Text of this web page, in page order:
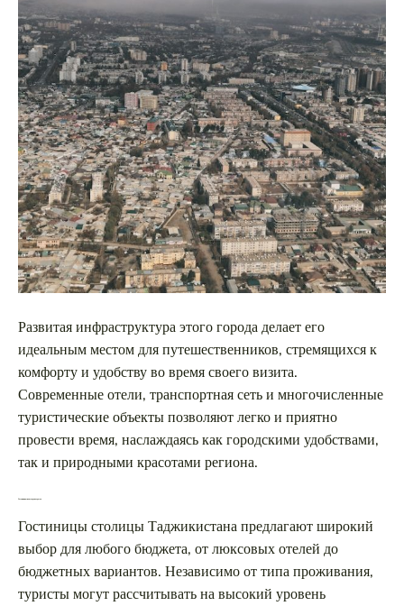
Развитая инфраструктура этого города делает его
идеальным местом для путешественников, стремящихся к
комфорту и удобству во время своего визита.
Современные отели, транспортная сеть и многочисленные
туристические объекты позволяют легко и приятно
провести время, наслаждаясь как городскими удобствами,
так и природными красотами региона.
Гостиницы и места для отдыха
Гостиницы столицы Таджикистана предлагают широкий
выбор для любого бюджета, от люксовых отелей до
бюджетных вариантов. Независимо от типа проживания,
туристы могут рассчитывать на высокий уровень